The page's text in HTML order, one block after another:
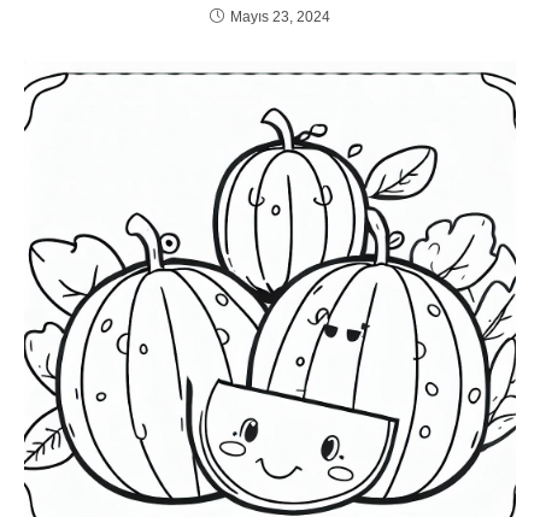
Mayıs 23, 2024